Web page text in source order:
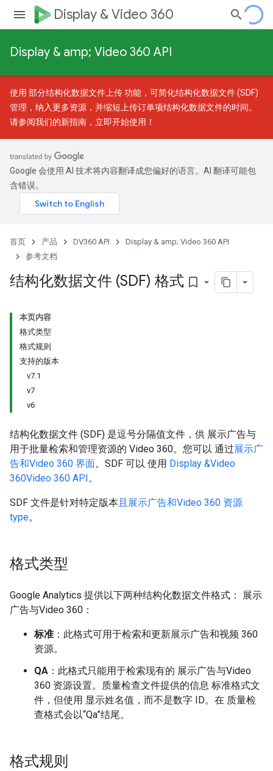
Display & Video 360
Display & amp; Video 360 API
使用 部分结构化数据文件上传功能，可简化结构化数据文件 (SDF)
管理，纳入更多资源，并缩短上传订单项结构化数据文件的时间。
请参阅我们的新指南 ，立即开始使用！
Google 会使用 AI 技术将内容翻译成您偏好的语言。AI 翻译可能包
含错误。
首页 产品 DV360 API
Display & amp; Video 360 API
参考文档
结构化数据文件 (SDF) 格式 bookmark_border
本页内容
格式类型
格式规则
支持的版本
v7.1
v7
v6
结构化数据文件 (SDF) 是逗号分隔值文件，供 展示广告与
用于批量检索和管理资源的 Video 360。您可以 通过展示广
告和Video 360 界面。SDF 可以 使用 Display &Video
360Video 360 API。
SDF 文件是针对特定版本 且展示广告和Video 360 资源
type。
格式类型
Google Analytics 提供以下两种结构化数据文件格式： 展示
广告与Video 360：
标准 ：此格式可用于检索和更新展示广告和视频 360
资源。
QA ：此格式只能用于检索现有的 展示广告与Video
360 资源设置。质量检查文件提供的信息 标准格式文
件，但使用 显示姓名值，而不是数字 ID。在 质量检
查格式会以“Qa”结尾。
格式规则